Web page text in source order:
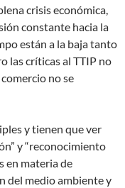
crisis económica,
constante hacia la
están a la baja tanto
las críticas al TTIP no
no se
y tienen que ver
y “reconocimiento
en materia de
del medio ambiente y